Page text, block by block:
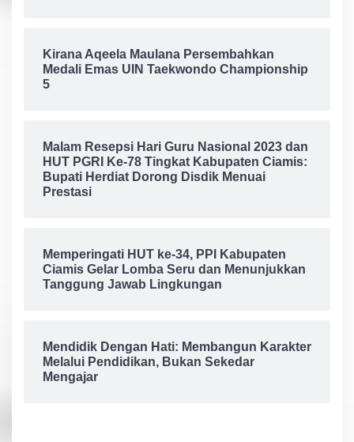
Kirana Aqeela Maulana Persembahkan
Medali Emas UIN Taekwondo Championship
5
Malam Resepsi Hari Guru Nasional 2023 dan
HUT PGRI Ke-78 Tingkat Kabupaten Ciamis:
Bupati Herdiat Dorong Disdik Menuai
Prestasi
Memperingati HUT ke-34, PPI Kabupaten
Ciamis Gelar Lomba Seru dan Menunjukkan
Tanggung Jawab Lingkungan
Mendidik Dengan Hati: Membangun Karakter
Melalui Pendidikan, Bukan Sekedar
Mengajar